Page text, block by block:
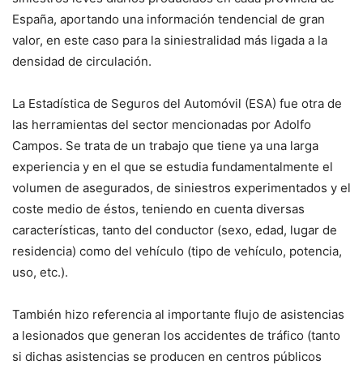
España, aportando una información tendencial de gran
valor, en este caso para la siniestralidad más ligada a la
densidad de circulación.
La Estadística de Seguros del Automóvil (ESA) fue otra de
las herramientas del sector mencionadas por Adolfo
Campos. Se trata de un trabajo que tiene ya una larga
experiencia y en el que se estudia fundamentalmente el
volumen de asegurados, de siniestros experimentados y el
coste medio de éstos, teniendo en cuenta diversas
características, tanto del conductor (sexo, edad, lugar de
residencia) como del vehículo (tipo de vehículo, potencia,
uso, etc.).
También hizo referencia al importante flujo de asistencias
a lesionados que generan los accidentes de tráfico (tanto
si dichas asistencias se producen en centros públicos